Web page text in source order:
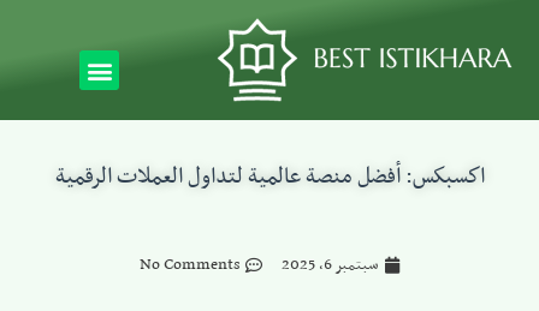
اكسبكس: أفضل منصة عالمية لتداول العملات الرقمية
سبتمبر 6, 2025 No Comments